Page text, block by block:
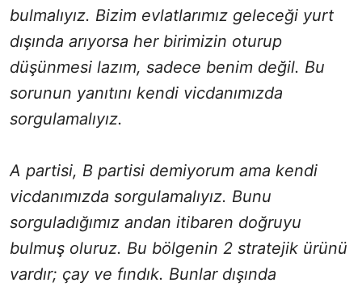
bulmalıyız. Bizim evlatlarımız geleceği yurt
dışında arıyorsa her birimizin oturup
düşünmesi lazım, sadece benim değil. Bu
sorunun yanıtını kendi vicdanımızda
sorgulamalıyız.
A partisi, B partisi demiyorum ama kendi
vicdanımızda sorgulamalıyız. Bunu
sorguladığımız andan itibaren doğruyu
bulmuş oluruz. Bu bölgenin 2 stratejik ürünü
vardır; çay ve fındık. Bunlar dışında